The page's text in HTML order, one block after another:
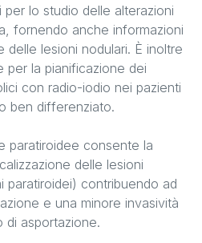
lo studio delle alterazioni
fornendo anche informazioni
delle lesioni nodulari. È inoltre
per la pianificazione dei
con radio-iodio nei pazienti
ben differenziato.
paratiroidee consente la
delle lesioni
paratiroidei) contribuendo ad
e una minore invasività
di asportazione.